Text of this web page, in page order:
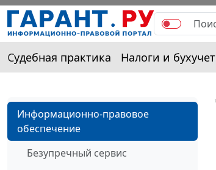
Судебная практика Налоги и бухучет
Информационно-правовое
обеспечение
Безупречный сервис